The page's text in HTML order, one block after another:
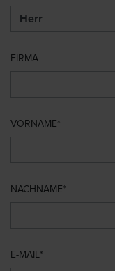
FIRMA
VORNAME
NACHNAME
E-MAIL